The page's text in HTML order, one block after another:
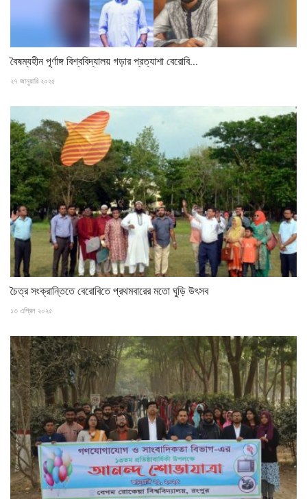
বৈষম্যহীন পূর্ণাঙ্গ বিশ্ববিদ্যালয় গড়ার প্রত্যাশা বেরোবি...
২৭ জানুয়ারি ২০২৫
চৈত্র সংক্রান্তিতে বেরোবিতে প্রথমবারের মতো ঘুড়ি উৎসব
১৩ এপ্রিল ২০২৫